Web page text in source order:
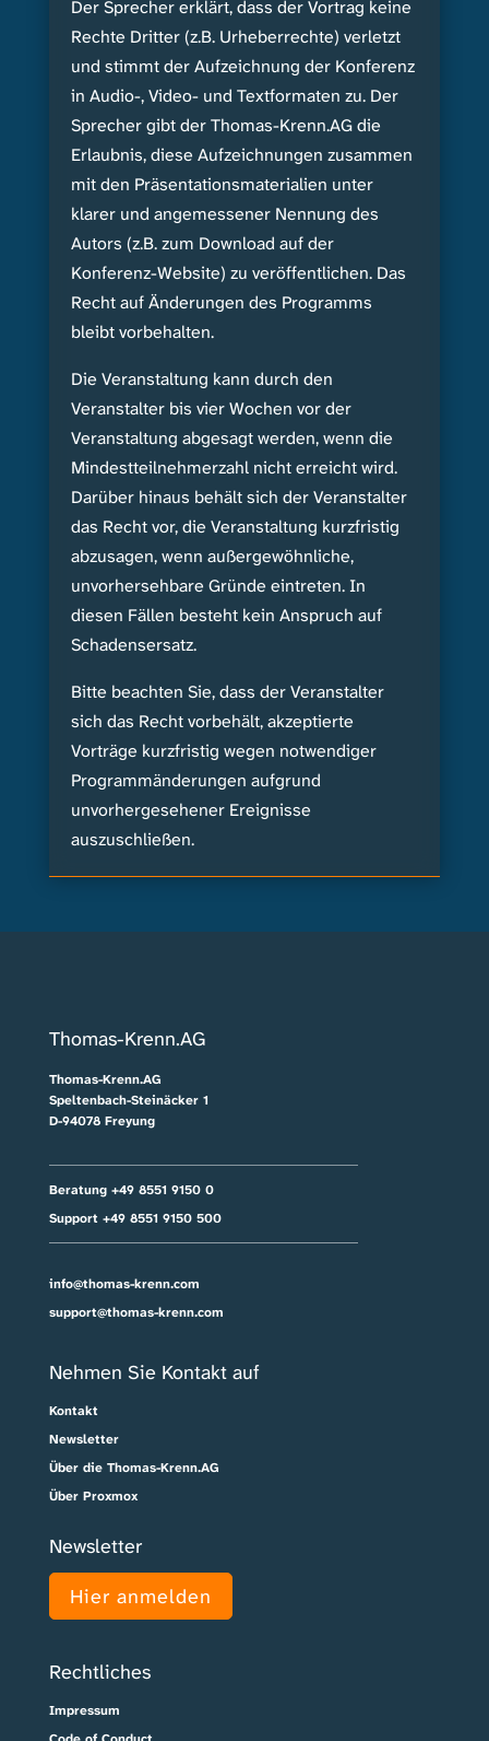
Der Sprecher erklärt, dass der Vortrag keine
Rechte Dritter (z.B. Urheberrechte) verletzt
und stimmt der Aufzeichnung der Konferenz
in Audio-, Video- und Textformaten zu. Der
Sprecher gibt der Thomas-Krenn.AG die
Erlaubnis, diese Aufzeichnungen zusammen
mit den Präsentationsmaterialien unter
klarer und angemessener Nennung des
Autors (z.B. zum Download auf der
Konferenz-Website) zu veröffentlichen. Das
Recht auf Änderungen des Programms
bleibt vorbehalten.
Die Veranstaltung kann durch den
Veranstalter bis vier Wochen vor der
Veranstaltung abgesagt werden, wenn die
Mindestteilnehmerzahl nicht erreicht wird.
Darüber hinaus behält sich der Veranstalter
das Recht vor, die Veranstaltung kurzfristig
abzusagen, wenn außergewöhnliche,
unvorhersehbare Gründe eintreten. In
diesen Fällen besteht kein Anspruch auf
Schadensersatz.
Bitte beachten Sie, dass der Veranstalter
sich das Recht vorbehält, akzeptierte
Vorträge kurzfristig wegen notwendiger
Programmänderungen aufgrund
unvorhergesehener Ereignisse
auszuschließen.
Thomas-Krenn.AG
Thomas-Krenn.AG
Speltenbach-Steinäcker 1
D-94078 Freyung
Beratung +49 8551 9150 0
Support +49 8551 9150 500
info@thomas-krenn.com
support@thomas-krenn.com
Nehmen Sie Kontakt auf
Kontakt
Newsletter
Über die Thomas-Krenn.AG
Über Proxmox
Newsletter
Hier anmelden
Rechtliches
Impressum